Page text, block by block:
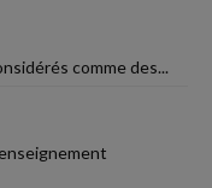
comme des...